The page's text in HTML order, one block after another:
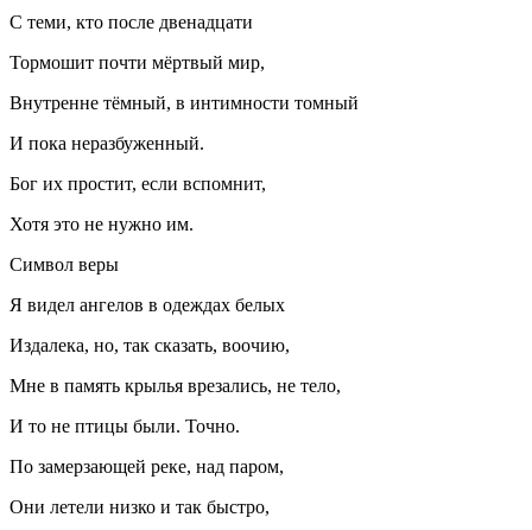
С теми, кто после двенадцати
Тормошит почти мёртвый мир,
Внутренне тёмный, в интимности томный
И пока неразбуженный.
Бог их простит, если вспомнит,
Хотя это не нужно им.
Символ веры
Я видел ангелов в одеждах белых
Издалека, но, так сказать, воочию,
Мне в память крылья врезались, не тело,
И то не птицы были. Точно.
По замерзающей реке, над паром,
Они летели низко и так быстро,